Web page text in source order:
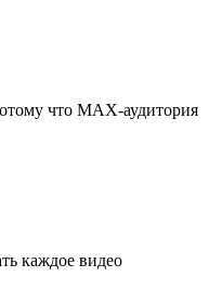
что MAX-аудитория
каждое видео